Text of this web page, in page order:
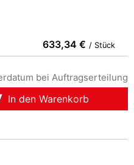
633,34 € / Stück
bei Auftragserteilung
In den Warenkorb